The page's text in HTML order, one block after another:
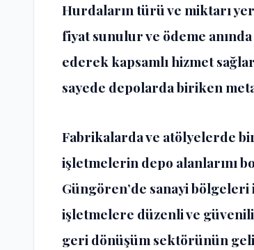
Hurdaların türü ve miktarı
fiyat sunulur ve ödeme
ederek kapsamlı hizmet
sayede depolarda biriken
Fabrikalarda ve atölyelerde
işletmelerin depo alanlarını
Güngören’de sanayi
işletmelere düzenli ve
geri dönüşüm sektörünün